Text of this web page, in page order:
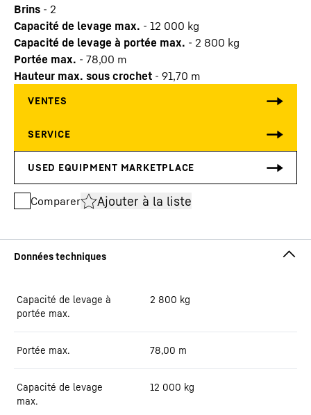
Brins - 2
Capacité de levage max. - 12 000 kg
Capacité de levage à portée max. - 2 800 kg
Portée max. - 78,00 m
Hauteur max. sous crochet - 91,70 m
Comparer Ajouter à la liste
Capacité de levage à
portée max.
2 800 kg
Portée max. 78,00 m
Capacité de levage
max.
12 000 kg